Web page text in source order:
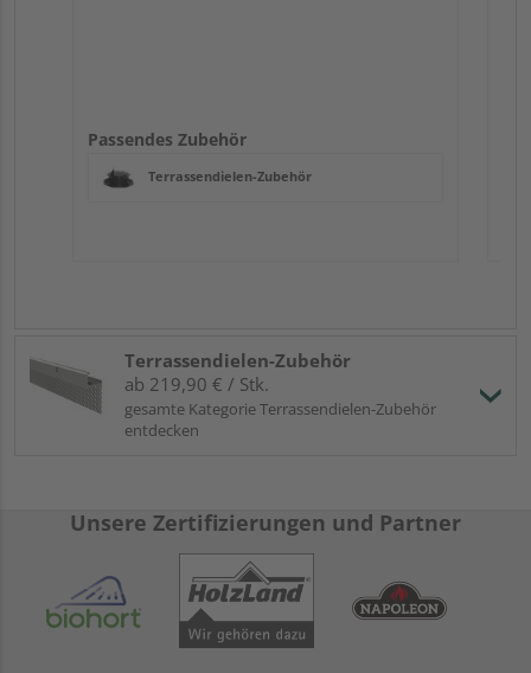
Passendes Zubehör
Terrassendielen-Zubehör
Terrassendielen-Zubehör
ab 219,90 € / Stk.
gesamte Kategorie Terrassendielen-Zubehör
entdecken
Unsere Zertifizierungen und Partner